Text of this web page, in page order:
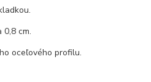
cm.
oceľového profilu.